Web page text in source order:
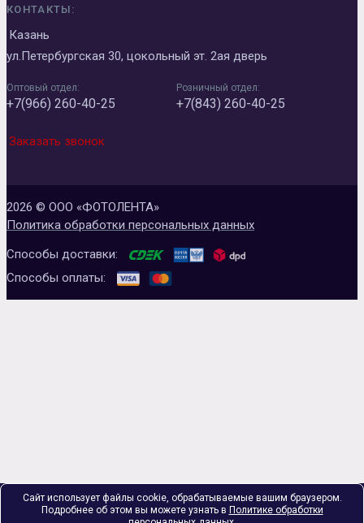
КОНТАКТЫ:
Казань
ул.Петербургская 30, цокольный эт. 2ая дверь
Оптовый отдел:
+7(966) 260-40-25
Розничный отдел:
+7(843) 260-40-25
Заказать звонок
2026 © ООО «ФОТОЛЕНТА»
Политика обработки персональных данных
Способы доставки:
Способы оплаты:
Сайт использует файлы cookie, обрабатываемые вашим браузером.
Подробнее об этом вы можете узнать в Политике обработки